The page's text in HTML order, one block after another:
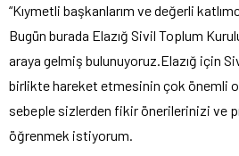
“Kıymetli başkanlarım ve değerli
Bugün burada Elazığ Sivil Toplum
araya gelmiş bulunuyoruz.Elazığ için
birlikte hareket etmesinin çok önemli
sebeple sizlerden fikir önerilerinizi ve
öğrenmek istiyorum.